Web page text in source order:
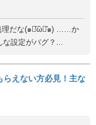
理だな(๑･᷄ὢ･᷅๑) ……か
な設定がバグ？...
らえない方必見！主な